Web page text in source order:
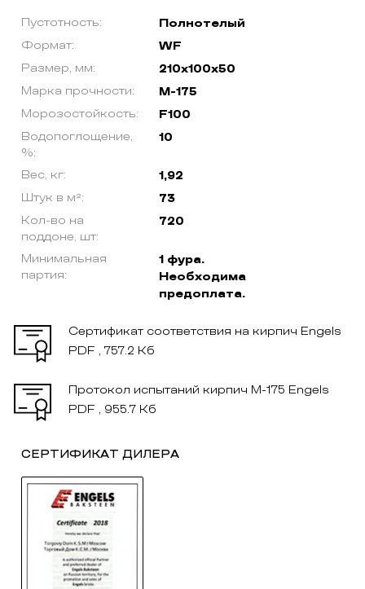
Пустотность: Полнотелый
Формат: WF
Размер, мм: 210х100х50
Марка прочности: М-175
Морозостойкость: F100
Водопоглощение,
%:
10
Вес, кг: 1,92
Штук в м²: 73
Кол-во на
поддоне, шт:
720
Минимальная
партия:
1 фура.
Необходима
предоплата.
Сертификат соответствия на кирпич Engels
PDF , 757.2 Кб
Протокол испытаний кирпич М-175 Engels
PDF , 955.7 Кб
СЕРТИФИКАТ ДИЛЕРА